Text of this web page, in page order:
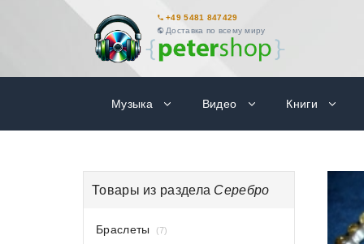
+49 5481 847429
Доставка по всему миру
Музыка Видео Книги
Товары из раздела Серебро
Браслеты (7)